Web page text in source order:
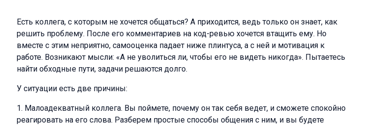
Есть коллега, с которым не хочется общаться? А приходится, ведь только он знает, как
решить проблему. После его комментариев на код-ревью хочется втащить ему. Но
вместе с этим неприятно, самооценка падает ниже плинтуса, а с ней и мотивация к
работе. Возникают мысли: «А не уволиться ли, чтобы его не видеть никогда». Пытаетесь
найти обходные пути, задачи решаются долго.
У ситуации есть две причины:
Малоадекватный коллега. Вы поймете, почему он так себя ведет, и сможете спокойно
реагировать на его слова. Разберем простые способы общения с ним, и вы будете